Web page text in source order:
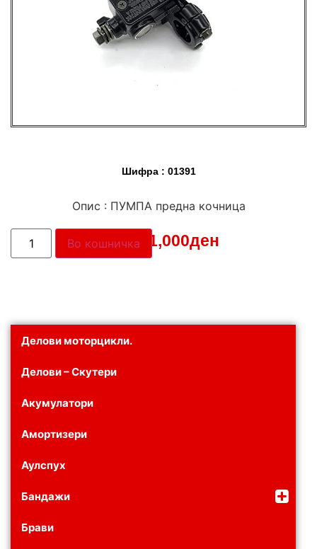
Делови моторцикли.
Делови – Скутери
Акумулатори
Амортизери
Аулспух
Бандажи
Брави
Шифра : 01391
Опис : ПУМПА предна кочница
Цена: 1,000ден
Во кошничка